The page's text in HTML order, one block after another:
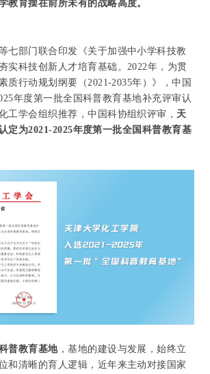
教育摆在前所未有的战略高度。
七部门联合印发《关于加强中小学科技教
实科技创新人才培育基础。2022年，为贯
质行动规划纲要（2021-2035年）》，中国
年度第一批全国科普教育基地补充评审认
工学会组织推荐，中国科协组织评审， 天
定为2021-2025年度第一批全国科普教育基
普教育基地，基地的建设与发展，始终立
和清晰的育人逻辑，近年来主动对接国家